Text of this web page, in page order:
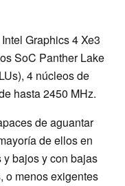
Graphics 4 Xe3
SoC Panther Lake
4 núcleos de
hasta 2450 MHz.
de aguantar
de ellos en
bajos y con bajas
o menos exigentes